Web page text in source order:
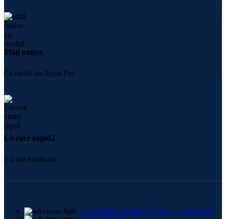
Plăți online
Cu cardul sau Apple Pay
Livrare rapidă
1-2 zile lucrătoare
Str. Frederic Chopin 30B, Sector 2, București